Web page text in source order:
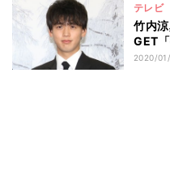
テレビ
竹内
GET
2020/